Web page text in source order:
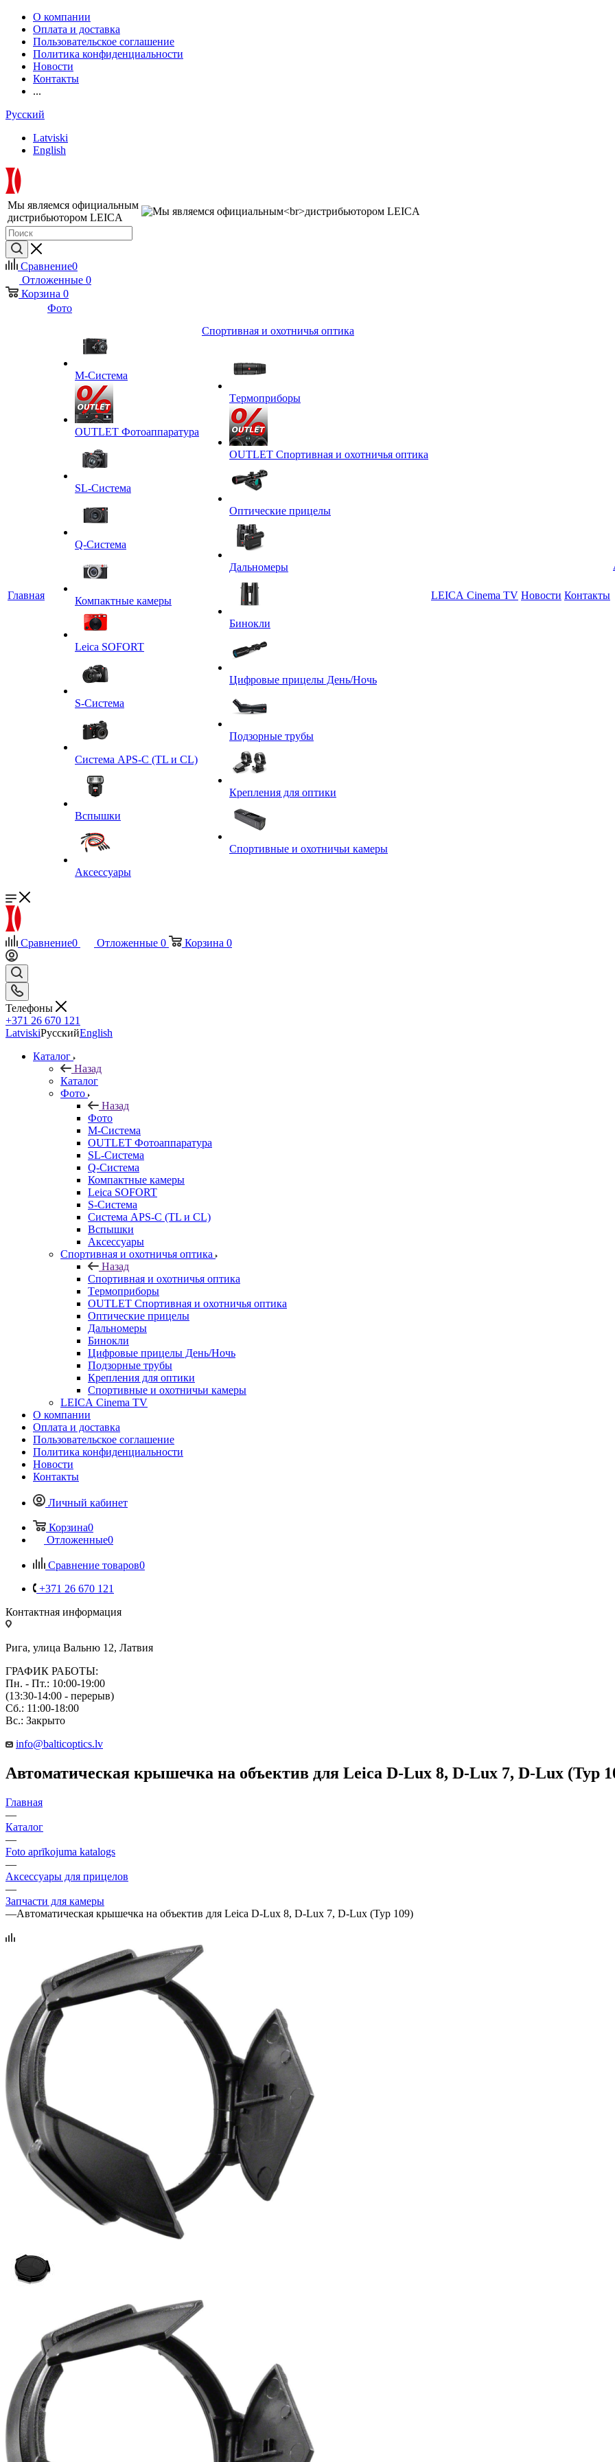
О компании
Оплата и доставка
Пользовательское соглашение
Политика конфиденциальности
Новости
Контакты
...
Русский
Latviski
English
Мы являемся официальным
дистрибьютором LEICA
Сравнение0
Отложенные 0
Корзина 0
Главная
Фото
M-Система
OUTLET Фотоаппаратура
SL-Система
Q-Cистема
Компактные камеры
Leica SOFORT
S-Система
Система APS-C (TL и CL)
Вспышки
Аксессуары
Спортивная и охотничья оптика
Tермоприборы
OUTLET Спортивная и охотничья оптика
Оптические прицелы
Дальномеры
Бинокли
Цифровые прицелы День/Ночь
Подзорные трубы
Крепления для оптики
Спортивные и охотничьи камеры
LEICA Cinema TV Новости Контакты
Сравнение0 Отложенные 0 Корзина 0
Телефоны
+371 26 670 121
LatviskiРусскийEnglish
Каталог
Назад
Каталог
Фото
Назад
Фото
M-Система
OUTLET Фотоаппаратура
SL-Система
Q-Cистема
Компактные камеры
Leica SOFORT
S-Система
Система APS-C (TL и CL)
Вспышки
Аксессуары
Спортивная и охотничья оптика
Назад
Спортивная и охотничья оптика
Tермоприборы
OUTLET Спортивная и охотничья оптика
Оптические прицелы
Дальномеры
Бинокли
Цифровые прицелы День/Ночь
Подзорные трубы
Крепления для оптики
Спортивные и охотничьи камеры
LEICA Cinema TV
О компании
Оплата и доставка
Пользовательское соглашение
Политика конфиденциальности
Новости
Контакты
Личный кабинет
Корзина0
Отложенные0
Сравнение товаров0
+371 26 670 121
Контактная информация
Рига, улица Вальню 12, Латвия
ГРАФИК РАБОТЫ:
Пн. - Пт.: 10:00-19:00
(13:30-14:00 - перерыв)
Сб.: 11:00-18:00
Вс.: Закрыто
info@balticoptics.lv
Автоматическая крышечка на объектив для Leica D-Lux 8, D-Lux 7, D-Lux (Typ
Главная
—
Каталог
—
Foto aprīkojuma katalogs
—
Аксессуары для прицелов
—
Запчасти для камеры
—Автоматическая крышечка на объектив для Leica D-Lux 8, D-Lux 7, D-Lux (Typ 109)